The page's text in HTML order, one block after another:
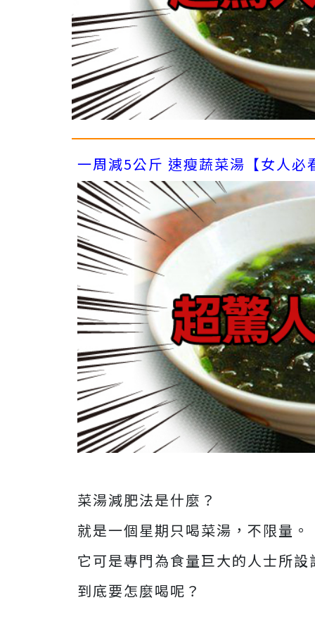
一周減5公斤 速瘦蔬菜湯【女人必
菜湯減肥法是什麼？
就是一個星期只喝菜湯，不限量。
它可是專門為食量巨大的人士所設
到底要怎麼喝呢？